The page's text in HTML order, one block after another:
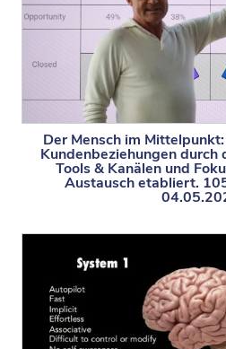
Der Mensch im
Kundenbeziehungen durch
Tools & Kanälen und
Austausch etabliert.